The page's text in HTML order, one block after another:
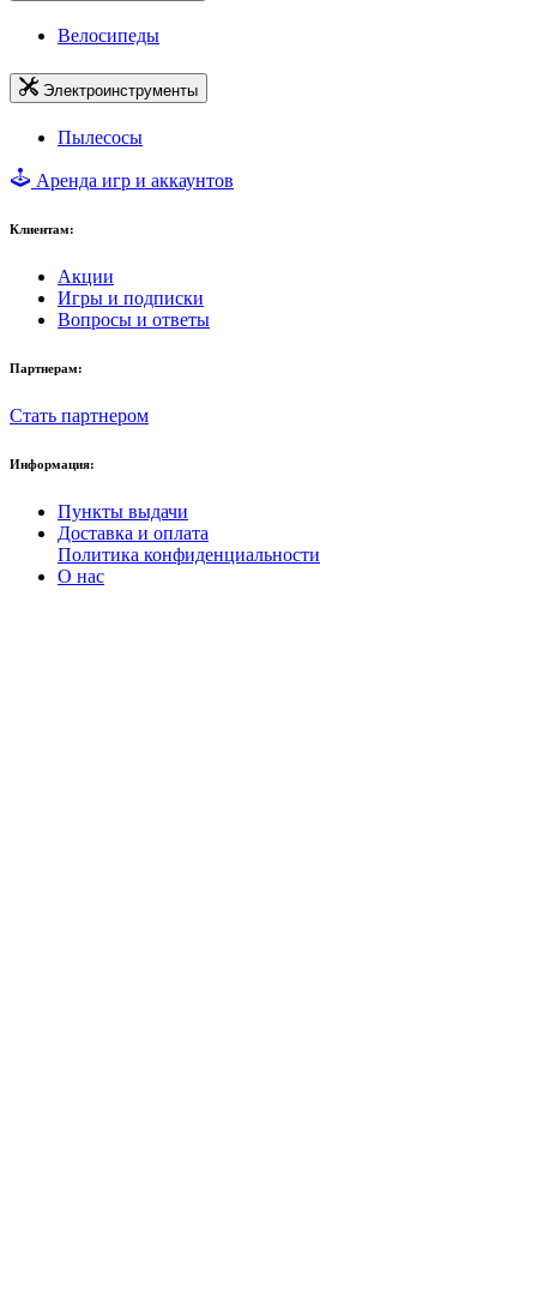
Велосипеды
Электроинструменты
Пылесосы
Аренда игр и аккаунтов
Клиентам:
Акции
Игры и подписки
Вопросы и ответы
Партнерам:
Стать партнером
Информация:
Пункты выдачи
Доставка и оплата
Политика конфиденциальности
О нас